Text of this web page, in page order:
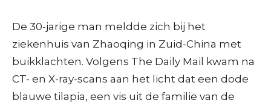
De 30-jarige man meldde zich bij het
ziekenhuis van Zhaoqing in Zuid-China met
buikklachten. Volgens The Daily Mail kwam na
CT- en X-ray-scans aan het licht dat een dode
blauwe tilapia, een vis uit de familie van de